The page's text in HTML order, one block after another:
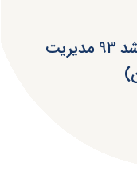
دانلود سوالات و کلید کنکور ارشد ۹۳ مدیریت